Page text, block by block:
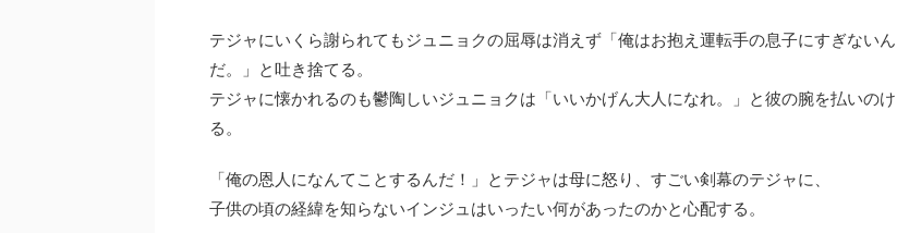
テジャにいくら謝られてもジュニョクの屈辱は消えず「俺はお抱え運転手の息子にすぎないん
だ。」と吐き捨てる。
テジャに懐かれるのも鬱陶しいジュニョクは「いいかげん大人になれ。」と彼の腕を払いのけ
る。
「俺の恩人になんてことするんだ！」とテジャは母に怒り、すごい剣幕のテジャに、
子供の頃の経緯を知らないインジュはいったい何があったのかと心配する。